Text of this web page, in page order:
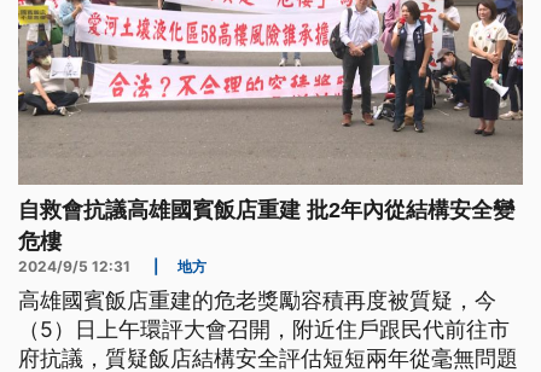
自救會抗議高雄國賓飯店重建 批2年內從結構安全變
危樓
2024/9/5 12:31 地方
高雄國賓飯店重建的危老獎勵容積再度被質疑，今
（5）日上午環評大會召開，附近住戶跟民代前往市
府抗議，質疑飯店結構安全評估短短兩年從毫無問題